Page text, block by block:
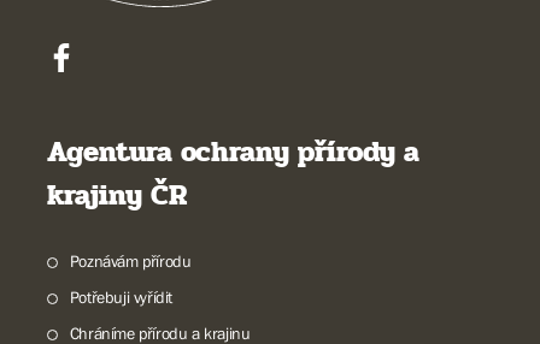
Agentura ochrany přírody a
krajiny ČR
Poznávám přírodu
Potřebuji vyřídit
Chráníme přírodu a krajinu